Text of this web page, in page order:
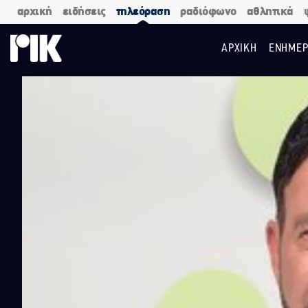
αρχική ειδήσεις τηλεόραση ραδιόφωνο αθλητικά
ΑΡΧΙΚΗ